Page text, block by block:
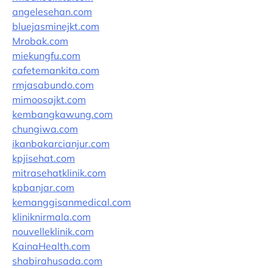
angelesehan.com
bluejasminejkt.com
Mrobak.com
miekungfu.com
cafetemankita.com
rmjasabundo.com
mimoosajkt.com
kembangkawung.com
chungiwa.com
ikanbakarcianjur.com
kpjisehat.com
mitrasehatklinik.com
kpbanjar.com
kemanggisanmedical.com
kliniknirmala.com
nouvelleklinik.com
KainaHealth.com
shabirahusada.com